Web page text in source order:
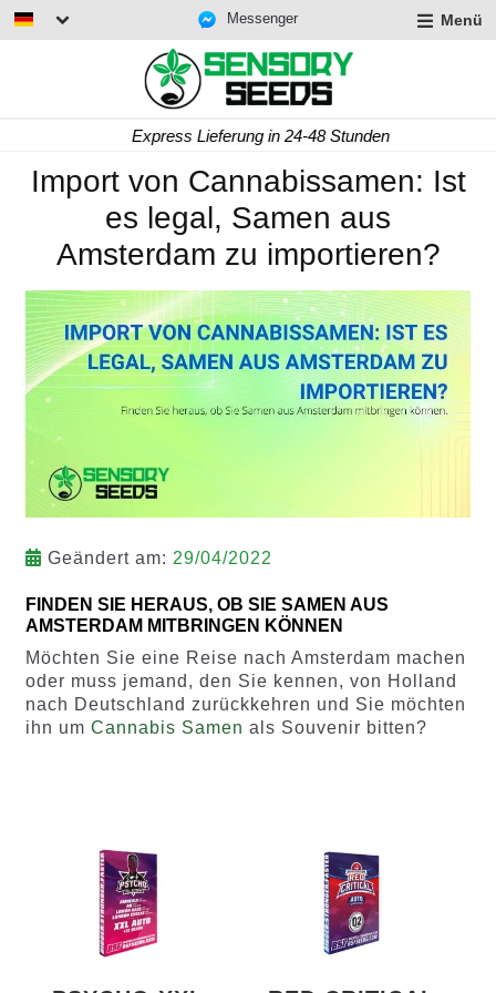
Messenger Menü
Express Lieferung in 24-48 Stunden
Import von Cannabissamen: Ist
es legal, Samen aus
Amsterdam zu importieren?
Geändert am: 29/04/2022
FINDEN SIE HERAUS, OB SIE SAMEN AUS
AMSTERDAM MITBRINGEN KÖNNEN
Möchten Sie eine Reise nach Amsterdam machen
oder muss jemand, den Sie kennen, von Holland
nach Deutschland zurückkehren und Sie möchten
ihn um Cannabis Samen als Souvenir bitten?